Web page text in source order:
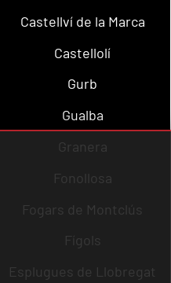
Castellví de la Marca
Castellolí
Gurb
Gualba
Granera
Fonollosa
Fogars de Montclús
Fígols
Esplugues de Llobregat